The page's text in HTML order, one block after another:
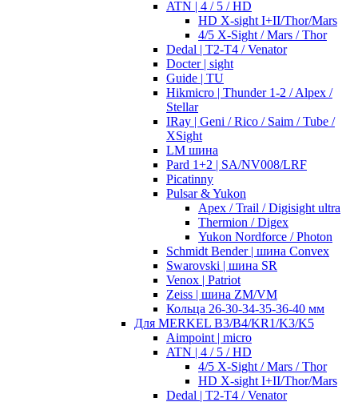
ATN | 4 / 5 / HD
HD X-sight I+II/Thor/Mars
4/5 X-Sight / Mars / Thor
Dedal | T2-T4 / Venator
Docter | sight
Guide | TU
Hikmicro | Thunder 1-2 / Alpex /
Stellar
IRay | Geni / Rico / Saim / Tube /
XSight
LM шина
Pard 1+2 | SA/NV008/LRF
Picatinny
Pulsar & Yukon
Apex / Trail / Digisight ultra
Thermion / Digex
Yukon Nordforce / Photon
Schmidt Bender | шина Convex
Swarovski | шина SR
Venox | Patriot
Zeiss | шина ZM/VM
Кольца 26-30-34-35-36-40 мм
Для MERKEL B3/B4/KR1/K3/K5
Aimpoint | micro
ATN | 4 / 5 / HD
4/5 X-Sight / Mars / Thor
HD X-sight I+II/Thor/Mars
Dedal | T2-T4 / Venator